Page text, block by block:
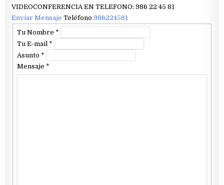
VIDEOCONFERENCIA EN TELEFONO: 986 22 45 81
Enviar MensajeTeléfono986224581
Tu Nombre *
Tu E-mail *
Asunto *
Mensaje *